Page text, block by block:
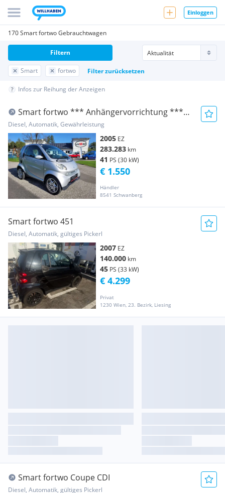
Einloggen
170 Smart fortwo Gebrauchtwagen
Smart fortwo Filter zurücksetzen
Filtern
Infos zur Reihung der Anzeigen
Smart fortwo *** Anhängervorrichtung ***
Glasdach
Diesel, Automatik, Gewährleistung
2005 EZ
283.283 km
41 PS (30 kW)
Händler
8541 Schwanberg
€ 1.550
Smart fortwo 451
Diesel, Automatik, gültiges Pickerl
2007 EZ
140.000 km
45 PS (33 kW)
Privat
1230 Wien, 23. Bezirk, Liesing
€ 4.299
Smart fortwo Coupe CDI
Diesel, Automatik, gültiges Pickerl